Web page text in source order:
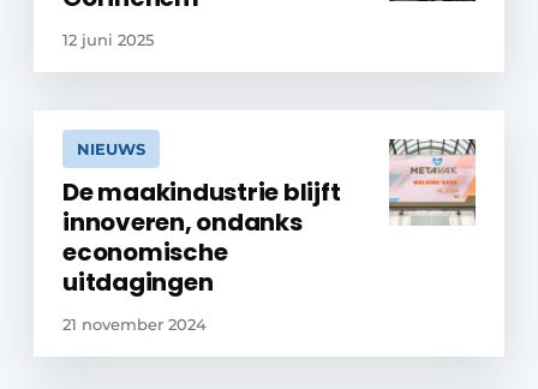
12 juni 2025
NIEUWS
De maakindustrie blijft
innoveren, ondanks
economische
uitdagingen
21 november 2024